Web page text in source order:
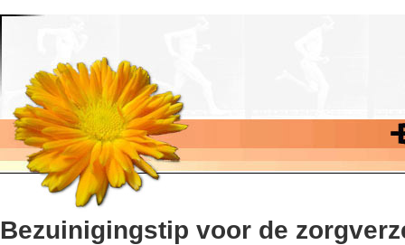
Bezuinigingstip voor de